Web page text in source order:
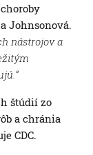
Johnsonová.
nástrojov a
štúdií zo
a chránia
CDC.